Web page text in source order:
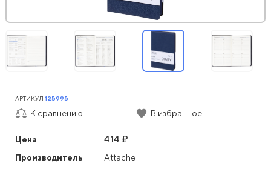
Цена 414 ₽
Производитель
Attache
АРТИКУЛ 125995
К сравнению В избранное